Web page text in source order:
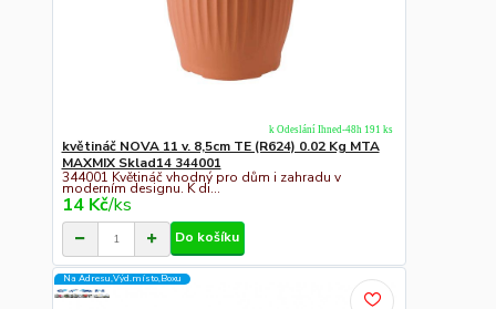
květináč NOVA 11 v. 8,5cm TE (R624) 0.02 Kg MTA
MAXMIX Sklad14 344001
344001 Květináč vhodný pro dům i zahradu v
moderním designu. K di...
14 Kč/ks
k Odeslání Ihned-48h 191 ks
Do košíku
Na Adresu,Výd.místo,Boxu